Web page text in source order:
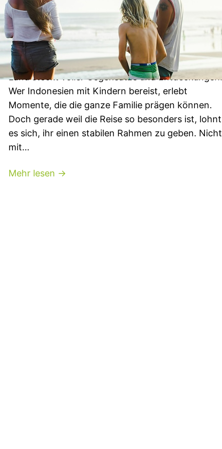
ihr sorgenfrei durch Indonesien
Indonesien ist kein gewöhnliches Reiseziel. Über
17.000 Inseln, dichter Dschungel, aktive Vulkane,
Tempel, Reisterrassen und Korallengärten: Dieses
Land steckt voller Gegensätze und Entdeckungen.
Wer Indonesien mit Kindern bereist, erlebt
Momente, die die ganze Familie prägen können.
Doch gerade weil die Reise so besonders ist, lohnt
es sich, ihr einen stabilen Rahmen zu geben. Nicht
mit…
Mehr lesen →